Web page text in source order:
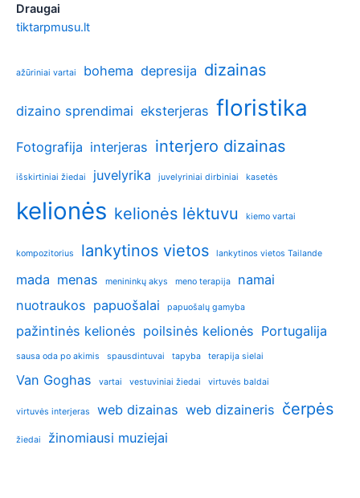
Draugai
tiktarpmusu.lt
ažūriniai vartai bohema depresija dizainas
dizaino sprendimai eksterjeras floristika
Fotografija interjeras interjero dizainas
išskirtiniai žiedai juvelyrika juvelyriniai dirbiniai kasetės
kelionės kelionės lėktuvu kiemo vartai
kompozitorius lankytinos vietos lankytinos vietos Tailande
mada menas menininkų akys meno terapija
namai
nuotraukos papuošalai papuošalų gamyba
pažintinės kelionės poilsinės kelionės Portugalija
sausa oda po akimis spausdintuvai tapyba terapija sielai
Van Goghas vartai vestuviniai žiedai virtuvės baldai
virtuvės interjeras web dizainas web dizaineris čerpės
žiedai žinomiausi muziejai